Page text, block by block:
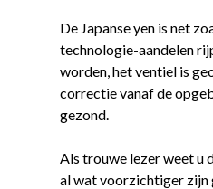
De Japanse yen is net
technologie-aandelen
worden, het ventiel is
correctie vanaf de
gezond.
Als trouwe lezer weet u
al wat voorzichtiger zijn